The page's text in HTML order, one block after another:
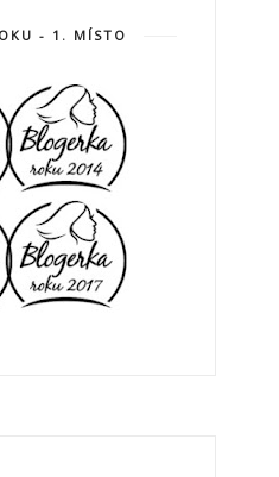
- 1. MÍSTO